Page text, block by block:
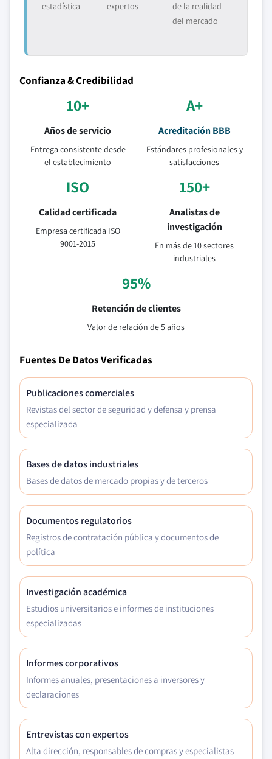
estadística
expertos
de la realidad
del mercado
Confianza & Credibilidad
10+
Años de servicio
Entrega consistente desde
el establecimiento
A+
Acreditación BBB
Estándares profesionales y
satisfacciones
ISO
Calidad certificada
Empresa certificada ISO
9001-2015
150+
Analistas de
investigación
En más de 10 sectores
industriales
95%
Retención de clientes
Valor de relación de 5 años
Fuentes De Datos Verificadas
Publicaciones comerciales
Revistas del sector de seguridad y defensa y prensa
especializada
Bases de datos industriales
Bases de datos de mercado propias y de terceros
Documentos regulatorios
Registros de contratación pública y documentos de
política
Investigación académica
Estudios universitarios e informes de instituciones
especializadas
Informes corporativos
Informes anuales, presentaciones a inversores y
declaraciones
Entrevistas con expertos
Alta dirección, responsables de compras y especialistas